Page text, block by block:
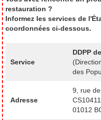
restauration ?
Informez les services de
coordonnées ci-dessous.
Service
DDPP
des
Adresse
9, rue
CS10411
01012